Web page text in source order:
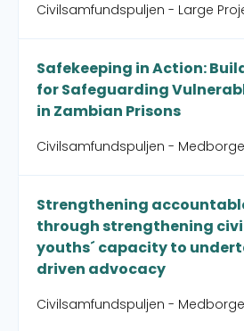
Civilsamfundspuljen - Large
Safekeeping in Action:
for Safeguarding
in Zambian Prisons
Civilsamfundspuljen -
Strengthening
through strengthening
youths´ capacity to
driven advocacy
Civilsamfundspuljen -